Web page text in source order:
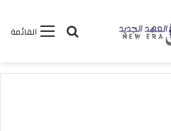
القائمة بحث